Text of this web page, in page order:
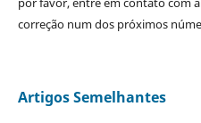
correção num dos próximos
Artigos Semelhantes